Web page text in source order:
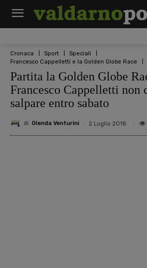
Cronaca Sport
Speciali
Francesco Cappelletti e la Golden Globe Race
Partita la Golden Globe
Francesco Cappelletti non
salpare entro sabato
di Glenda Venturini 2 Luglio 2018